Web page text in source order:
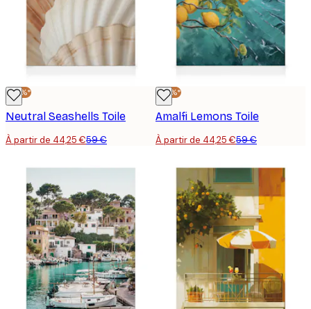
-25%*
Neutral Seashells Toile
À partir de 44,25 €59 €
-25%*
Amalfi Lemons Toile
À partir de 44,25 €59 €